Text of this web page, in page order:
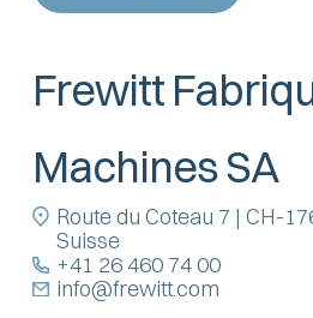
Frewitt
Machines SA
Route du Coteau 7 | CH-
Suisse
+41 26 460 74 00
info@frewitt.com